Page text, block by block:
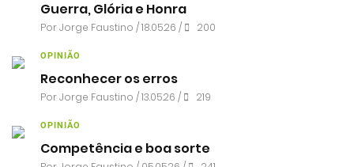
Guerra, Glória e Honra
PorJorge Faustino / 18.05.26 / 200
OPINIÃO
Reconhecer os erros
PorJorge Faustino / 13.05.26 / 219
OPINIÃO
Competência e boa sorte